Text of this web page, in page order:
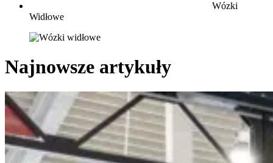
Wózki
Widłowe
Najnowsze artykuły